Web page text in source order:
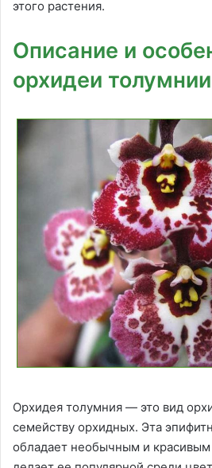
этого растения.
Описание и
орхидеи толумнии
Орхидея толумния — это вид
семейству орхидных. Эта
обладает необычным и